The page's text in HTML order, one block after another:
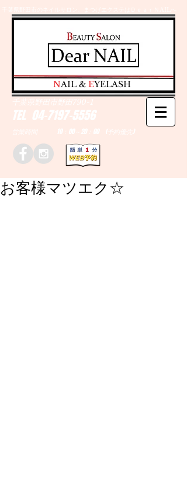
千葉県野田市のネイルサロン、まつげエクステはＤｅａｒＮAILへ
TEL 04-7197-5556
営業時間 10：00～20：00 (予約優先)
千葉県野田市野田790-1
​NAIL & EYELASH
お客様マツエク☆